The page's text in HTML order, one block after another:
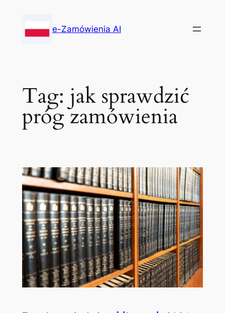
content
e-Zamówienia AI
Tag: jak sprawdzić
próg zamówienia